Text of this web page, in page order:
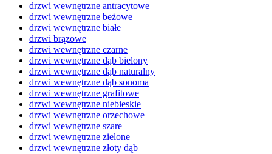
drzwi wewnętrzne antracytowe
drzwi wewnętrzne beżowe
drzwi wewnętrzne białe
drzwi brązowe
drzwi wewnętrzne czarne
drzwi wewnętrzne dąb bielony
drzwi wewnętrzne dąb naturalny
drzwi wewnętrzne dąb sonoma
drzwi wewnętrzne grafitowe
drzwi wewnętrzne niebieskie
drzwi wewnętrzne orzechowe
drzwi wewnętrzne szare
drzwi wewnętrzne zielone
drzwi wewnętrzne złoty dąb